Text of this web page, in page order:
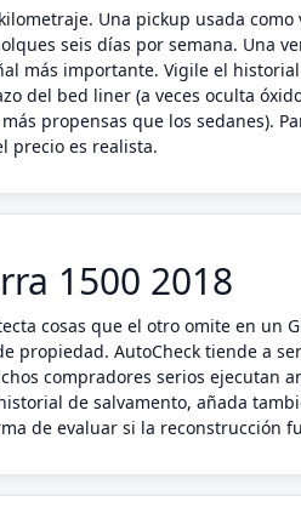
Una pickup usada
seis días por semana. Una
más importante. Vigile el
del bed liner (a veces oculta
propensas que los sedanes).
precio es realista.
1500 2018
cosas que el otro omite en un
AutoCheck tiende a
compradores serios ejecutan
de salvamento, añada
de evaluar si la reconstrucción